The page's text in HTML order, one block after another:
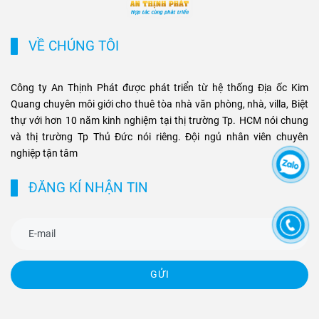
tăng giá và tiềm năng khai
các loại hình bất động sản
này.
phân khúc bất động sản
VỀ CHÚNG TÔI
Công ty An Thịnh Phát được phát triển từ hệ thống Địa ốc Kim
Quang chuyên môi giới cho thuê tòa nhà văn phòng, nhà, villa, Biệt
thự với hơn 10 năm kinh nghiệm tại thị trường Tp. HCM nói chung
và thị trường Tp Thủ Đức nói riêng. Đội ngủ nhân viên chuyên
nghiệp tận tâm
ĐĂNG KÍ NHẬN TIN
GỬI